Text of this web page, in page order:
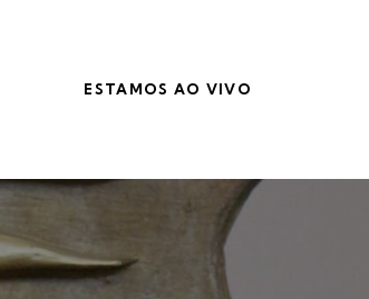
ESTAMOS AO VIVO